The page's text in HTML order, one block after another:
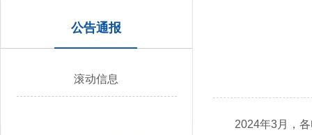
公告通报
滚动信息
2024年3月，